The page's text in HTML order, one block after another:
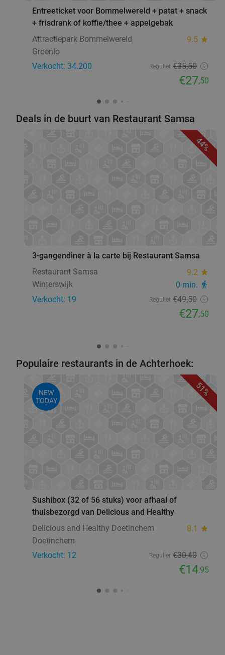
Entreeticket voor Bommelwereld + patat + snack
+ frisdrank of koffie/thee + appelgebak
Attractiepark Bommelwereld
9.5 star
Groenlo
Verkocht: 34.200
Regulier €35,50
€27,50
Deals in de buurt van Restaurant Samsa
44%
3-gangendiner à la carte bij Restaurant Samsa
Restaurant Samsa
9.2 star
Winterswijk 0 min. directions_walk
Verkocht: 19 Regulier €49,50
€27,50
Populaire restaurants in de Achterhoek:
51%
NEW
TODAY
Sushibox (32 of 56 stuks) voor afhaal of
thuisbezorgd van Delicious and Healthy
Delicious and Healthy Doetinchem
8.1 star
Doetinchem
Verkocht: 12
Regulier €30,40
€14,95